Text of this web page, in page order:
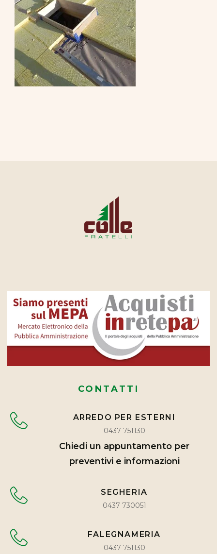
CONTATTI
ARREDO PER ESTERNI
0437 751130
Chiedi un appuntamento per
preventivi e informazioni
SEGHERIA
0437 730051
FALEGNAMERIA
0437 751130